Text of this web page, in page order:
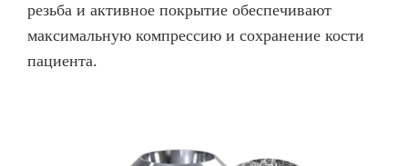
резьба и активное покрытие обеспечивают
максимальную компрессию и сохранение кости
пациента.